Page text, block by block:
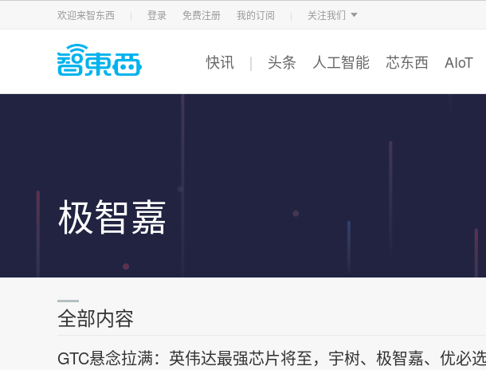
欢迎来智东西 登录 免费注册 我的订阅 关注我们
智东西 车东西 芯东西 智猩猩
快讯 头条 人工智能 芯东西 AIoT
极智嘉
全部内容
GTC悬念拉满：英伟达最强芯片将至，宇树、极智嘉、优必